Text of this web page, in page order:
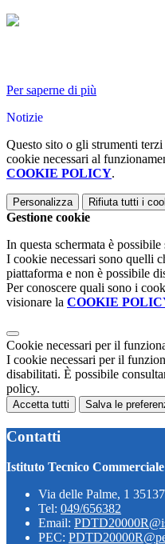
Per saperne di più
Notizie
Questo sito o gli strumenti
cookie necessari al
COOKIE POLICY.
Personalizza Rifiuta tutti i
Gestione cookie
In questa schermata è
I cookie necessari sono quelli
piattaforma e non è possibile
Per conoscere quali sono i
visionare la COOKIE
Cookie necessari per il
I cookie necessari per il
disabilitati. È possibile
policy.
Accetta tutti Salva le
Contatti
Istituto Tecnico
Via delle Palme, 1
Tel: 049/656382
Email:
PEC: